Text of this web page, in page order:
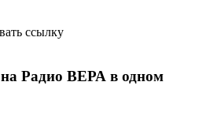
на Радио ВЕРА в одном